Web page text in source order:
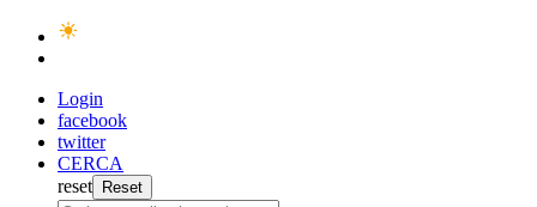
Login
facebook
twitter
CERCA
reset